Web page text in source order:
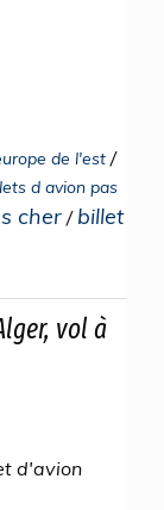
de l'est /
d avion pas
cher / billet
vol à
d'avion